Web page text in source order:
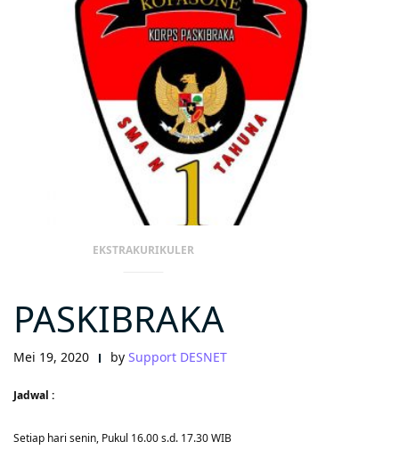
EKSTRAKURIKULER
PASKIBRAKA
Mei 19, 2020 by Support DESNET
Jadwal :
Setiap hari senin, Pukul 16.00 s.d. 17.30 WIB